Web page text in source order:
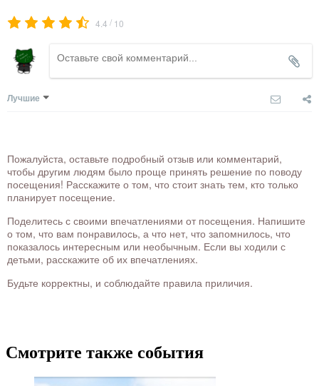
4.4 / 10
Лучшие
Пожалуйста, оставьте подробный отзыв или комментарий,
чтобы другим людям было проще принять решение по поводу
посещения! Расскажите о том, что стоит знать тем, кто только
планирует посещение.
Поделитесь с своими впечатлениями от посещения. Напишите
о том, что вам понравилось, а что нет, что запомнилось, что
показалось интересным или необычным. Если вы ходили с
детьми, расскажите об их впечатлениях.
Будьте корректны, и соблюдайте правила приличия.
Смотрите также события